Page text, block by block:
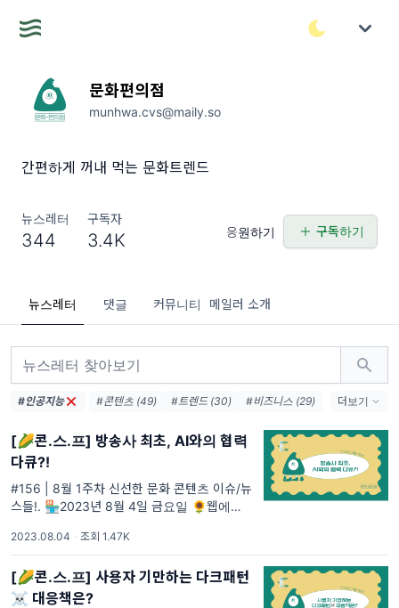
문화편의점
munhwa.cvs@maily.so
간편하게 꺼내 먹는 문화트렌드
뉴스레터
344
구독자
3.4K 응원하기 구독하기
뉴스레터 댓글 커뮤니티 메일러 소개
#인공지능 #콘텐츠 (49) #트렌드 (30)
#비즈니스 (29)
#OTT (18)
#IT (17)
#영화 (13)
#문화예술 (11)
#문화 (9)
#숏폼 (9) #웹툰 (9)
더보기
[🌽콘.스.프] 방송사 최초, AI와의 협력
다큐?!
#156 | 8월 1주차 신선한 문화 콘텐츠 이슈/뉴
스들!. 🏪2023년 8월 4일 금요일 🌻웹에서
2023.08.04 · 조회 1.47K
[🌽콘.스.프] 사용자 기만하는 다크패턴
☠️ 대응책은?